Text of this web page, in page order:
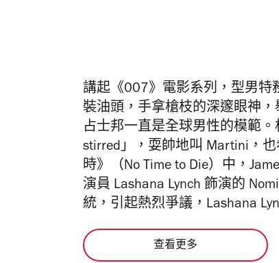
講起《007》電影系列，型男特
裝油頭，手拿槍枝的深邃眼神
占士邦一直是全球男性的模範
stirred」，耍帥地叫 Martini，
時》（No Time to Die）中，
演員 Lashana Lynch 飾演的
統，引起熱烈爭議，Lashana
查看更多